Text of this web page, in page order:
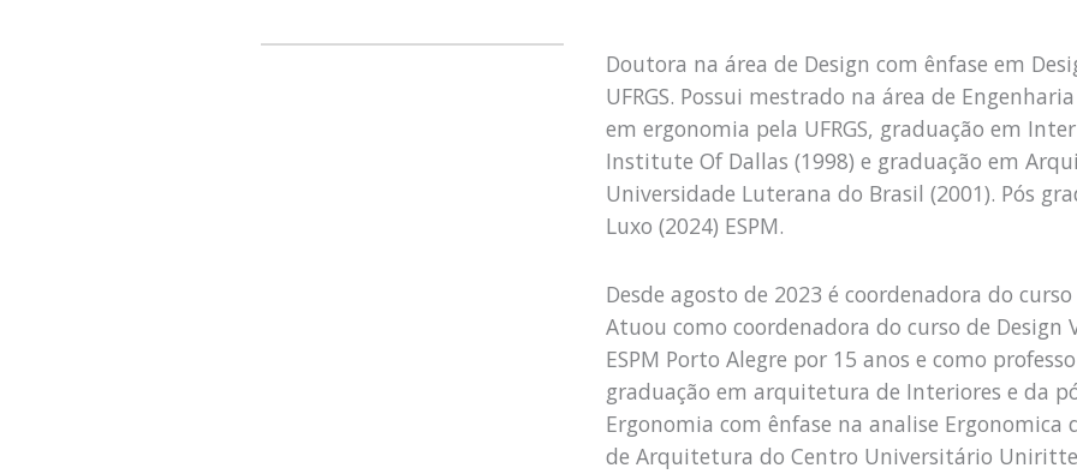
Doutora na área de Design com ênfase em
UFRGS. Possui mestrado na área de
em ergonomia pela UFRGS, graduação em
Institute Of Dallas (1998) e graduação em
Universidade Luterana do Brasil (2001). Pós
Luxo (2024) ESPM.
Desde agosto de 2023 é coordenadora do curso
Atuou como coordenadora do curso de Design
ESPM Porto Alegre por 15 anos e como
graduação em arquitetura de Interiores e da
Ergonomia com ênfase na analise Ergonomica
de Arquitetura do Centro Universitário